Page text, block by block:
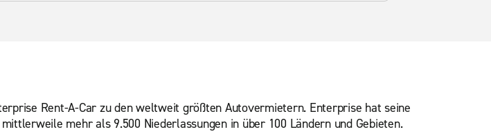
Rent-A-Car zu den weltweit größten Autovermietern. Enterprise hat seine
mehr als 9.500 Niederlassungen in über 100 Ländern und Gebieten.